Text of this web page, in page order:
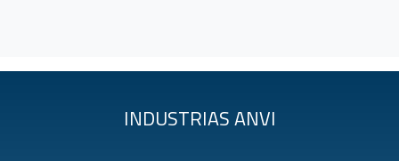
INDUSTRIAS ANVI